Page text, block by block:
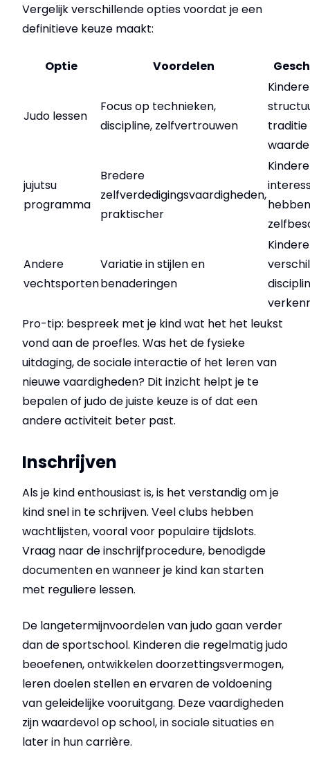
Vergelijk verschillende opties voordat je een
definitieve keuze maakt:
Optie Voordelen
Judo lessen
Focus op technieken,
discipline, zelfvertrouwen
traditie
jujutsu
programma
Bredere
zelfverdedigingsvaardigheden,
praktischer
Andere
vechtsporten
Variatie in stijlen en
benaderingen
Pro-tip: bespreek met je kind wat het het leukst
vond aan de proefles. Was het de fysieke
uitdaging, de sociale interactie of het leren van
nieuwe vaardigheden? Dit inzicht helpt je te
bepalen of judo de juiste keuze is of dat een
andere activiteit beter past.
Inschrijven
Als je kind enthousiast is, is het verstandig om je
kind snel in te schrijven. Veel clubs hebben
wachtlijsten, vooral voor populaire tijdslots.
Vraag naar de inschrijfprocedure, benodigde
documenten en wanneer je kind kan starten
met reguliere lessen.
De langetermijnvoordelen van judo gaan verder
dan de sportschool. Kinderen die regelmatig judo
beoefenen, ontwikkelen doorzettingsvermogen,
leren doelen stellen en ervaren de voldoening
van geleidelijke vooruitgang. Deze vaardigheden
zijn waardevol op school, in sociale situaties en
later in hun carrière.